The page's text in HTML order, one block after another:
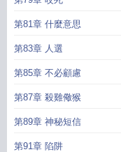
第81章 什麼意思
第83章 人選
第85章 不必顧慮
第87章 殺雞儆猴
第89章 神秘短信
第91章 陷阱